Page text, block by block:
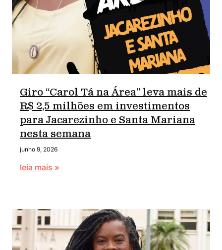
Giro “Carol Tá na Área” leva mais de
R$ 2,5 milhões em investimentos
para Jacarezinho e Santa Mariana
nesta semana
junho 9, 2026
leia mais »